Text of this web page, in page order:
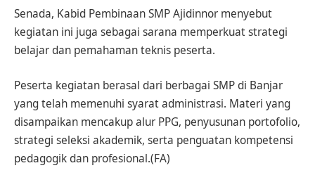
Senada, Kabid Pembinaan SMP Ajidinnor menyebut
kegiatan ini juga sebagai sarana memperkuat strategi
belajar dan pemahaman teknis peserta.
Peserta kegiatan berasal dari berbagai SMP di Banjar
yang telah memenuhi syarat administrasi. Materi yang
disampaikan mencakup alur PPG, penyusunan portofolio,
strategi seleksi akademik, serta penguatan kompetensi
pedagogik dan profesional.(FA)